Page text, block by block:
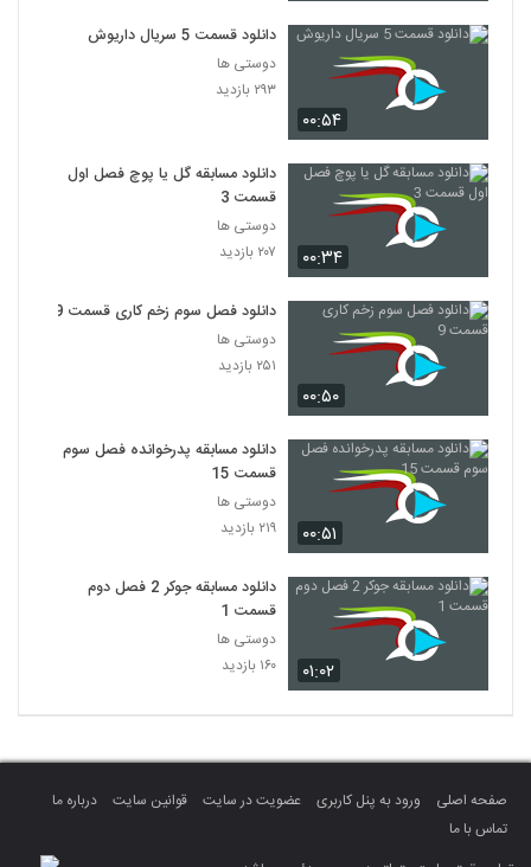
۰۰:۵۴
دانلود قسمت 5 سریال داریوش
دوستی ها
۲۹۳ بازدید
۰۰:۳۴
دانلود مسابقه گل یا پوچ فصل اول
قسمت 3
دوستی ها
۲۰۷ بازدید
۰۰:۵۰
دانلود فصل سوم زخم کاری قسمت 9
دوستی ها
۲۵۱ بازدید
۰۰:۵۱
دانلود مسابقه پدرخوانده فصل سوم
قسمت 15
دوستی ها
۲۱۹ بازدید
۰۱:۰۲
دانلود مسابقه جوکر 2 فصل دوم
قسمت 1
دوستی ها
۱۶۰ بازدید
صفحه اصلی ورود به پنل کاربری عضویت در سایت قوانین سایت
درباره ما
تماس با ما